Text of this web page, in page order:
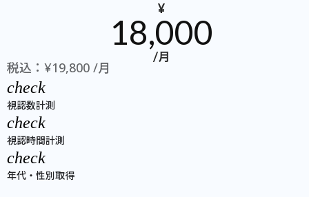
¥
18,000
/月
税込：¥19,800 /月
check
視認数計測
check
視認時間計測
check
年代・性別取得